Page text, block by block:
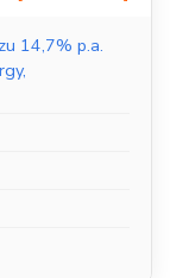
14,7% p.a.